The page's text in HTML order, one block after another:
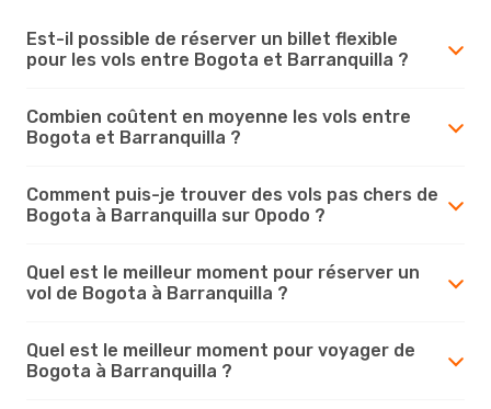
Est-il possible de réserver un billet flexible
pour les vols entre Bogota et Barranquilla ?
Combien coûtent en moyenne les vols entre
Bogota et Barranquilla ?
Comment puis-je trouver des vols pas chers de
Bogota à Barranquilla sur Opodo ?
Quel est le meilleur moment pour réserver un
vol de Bogota à Barranquilla ?
Quel est le meilleur moment pour voyager de
Bogota à Barranquilla ?